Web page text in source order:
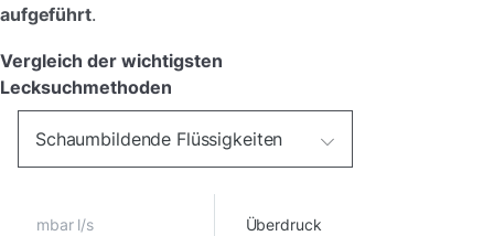
aufgeführt.
Vergleich der wichtigsten
Lecksuchmethoden
Schaumbildende Flüssigkeiten
mbar l/s Überdruck